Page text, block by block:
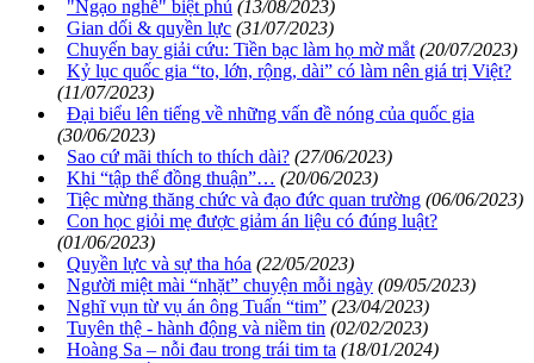
"Ngạo nghễ" biệt phủ (13/08/2023)
Gian dối & quyền lực (31/07/2023)
Chuyến bay giải cứu: Tiền bạc làm họ mờ mắt (20/07/2023)
Kỷ lục quốc gia “to, lớn, rộng, dài” có làm nên giá trị Việt?
(11/07/2023)
Đại biểu lên tiếng về những vấn đề nóng của quốc gia
(30/06/2023)
Sao cứ mãi thích to thích dài? (27/06/2023)
Khi “tập thể đồng thuận”… (20/06/2023)
Tiệc mừng thăng chức và đạo đức quan trường (06/06/2023)
Con học giỏi mẹ được giảm án liệu có đúng luật?
(01/06/2023)
Quyền lực và sự tha hóa (22/05/2023)
Người miệt mài “nhặt” chuyện mỗi ngày (09/05/2023)
Nghĩ vụn từ vụ án ông Tuấn “tim” (23/04/2023)
Tuyên thệ - hành động và niềm tin (02/02/2023)
Hoàng Sa – nỗi đau trong trái tim ta (18/01/2024)